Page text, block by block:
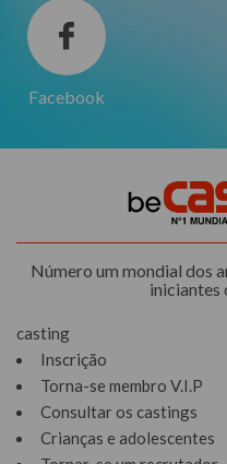
Facebook
Número um mondial dos
iniciantes
casting
Inscrição
Torna-se membro V.I.P
Consultar os castings
Crianças e adolescentes